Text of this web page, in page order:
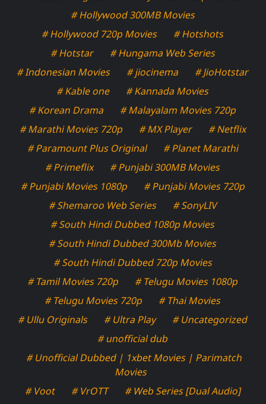
# Hollywood 300MB Movies
# Hollywood 720p Movies
# Hotshots
# Hotstar
# Hungama Web Series
# Indonesian Movies
# jiocinema
# JioHotstar
# Kable one
# Kannada Movies
# Korean Drama
# Malayalam Movies 720p
# Marathi Movies 720p
# MX Player
# Netflix
# Paramount Plus Original
# Planet Marathi
# Primeflix
# Punjabi 300MB Movies
# Punjabi Movies 1080p
# Punjabi Movies 720p
# Shemaroo Web Series
# SonyLIV
# South Hindi Dubbed 1080p Movies
# South Hindi Dubbed 300Mb Movies
# South Hindi Dubbed 720p Movies
# Tamil Movies 720p
# Telugu Movies 1080p
# Telugu Movies 720p
# Thai Movies
# Ullu Originals
# Ultra Play
# Uncategorized
# unofficial dub
# Unofficial Dubbed | 1xbet Movies | Parimatch
Movies
# Voot
# VrOTT
# Web Series [Dual Audio]